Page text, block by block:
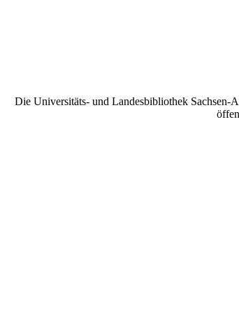
Die Universitäts- und Landesbibliothek